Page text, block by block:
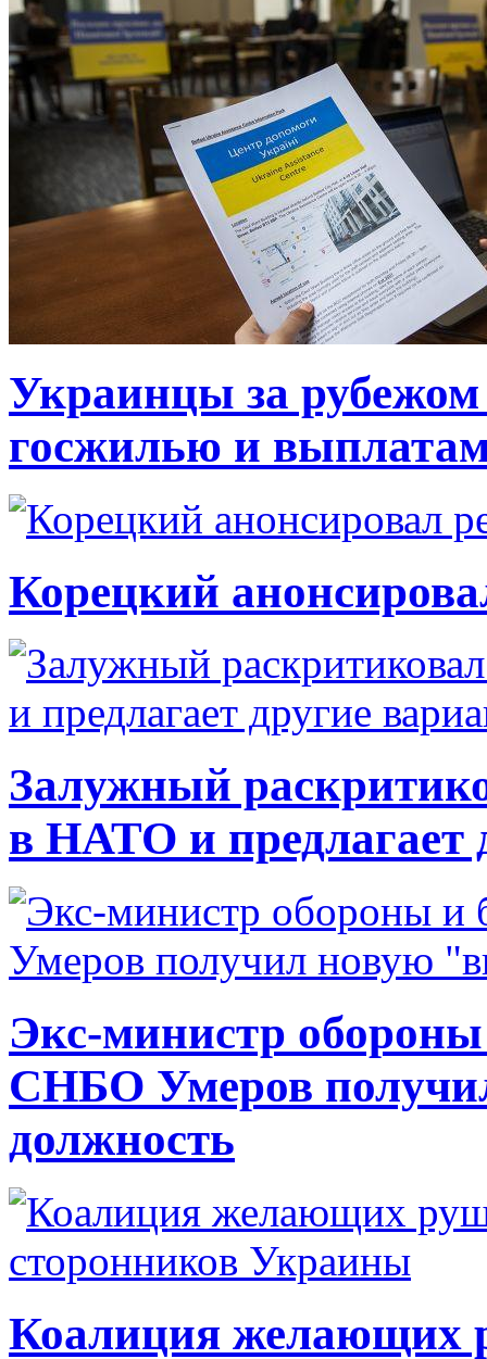
Украинцы за рубежом
госжилью и
Корецкий
Залужный
в НАТО и предлагает
Экс-министр
СНБО Умеров
должность
Коалиция желающих